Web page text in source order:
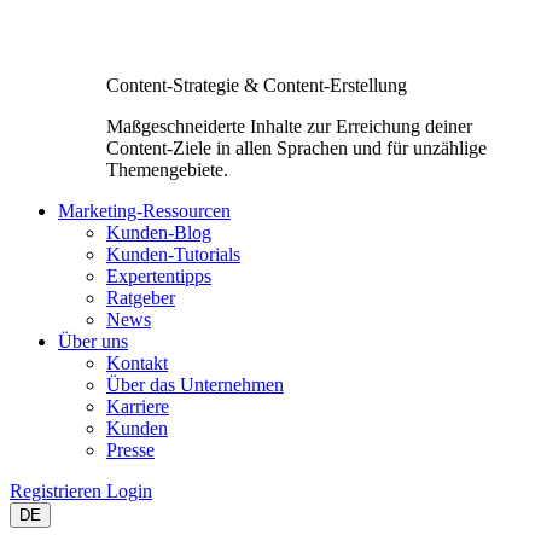
Content-Strategie & Content-Erstellung
Maßgeschneiderte Inhalte zur Erreichung deiner
Content-Ziele in allen Sprachen und für unzählige
Themengebiete.
Marketing-Ressourcen
Kunden-Blog
Kunden-Tutorials
Expertentipps
Ratgeber
News
Über uns
Kontakt
Über das Unternehmen
Karriere
Kunden
Presse
Registrieren Login
DE